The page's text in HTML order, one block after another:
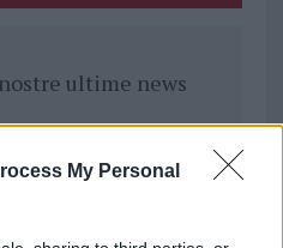
My Personal
ultime news